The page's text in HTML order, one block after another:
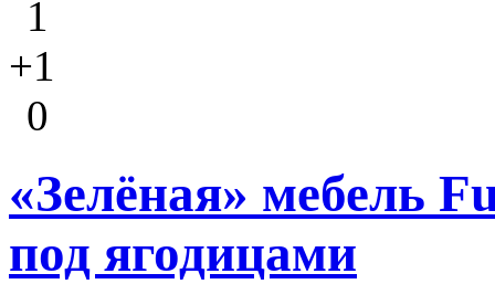
1
+1
0
«Зелёная» мебель
под ягодицами